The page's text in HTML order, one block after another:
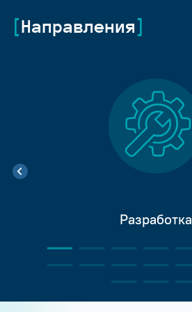
Направления
Разработка